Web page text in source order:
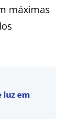
máximas
luz em